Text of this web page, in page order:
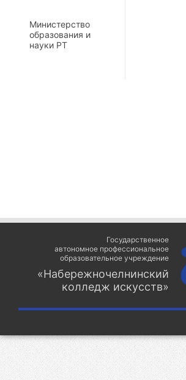
Министерство
образования и
науки РТ
Государственное
автономное профессиональное
образовательное учреждение
«Набережночелнинский
колледж искусств»